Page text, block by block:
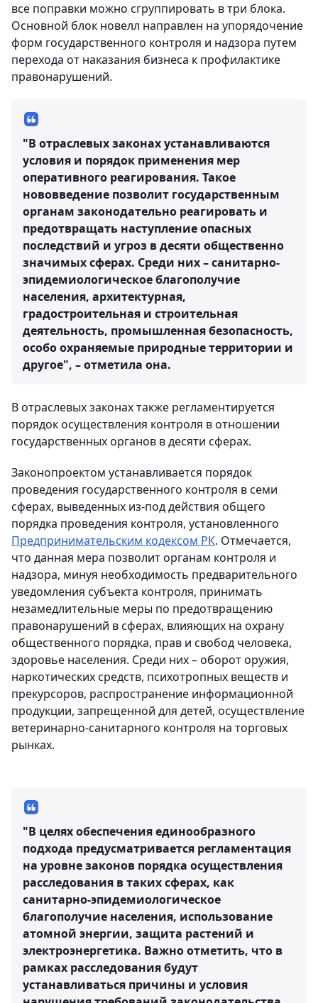
все поправки можно сгруппировать в три блока.
Основной блок новелл направлен на упорядочение
форм государственного контроля и надзора путем
перехода от наказания бизнеса к профилактике
правонарушений.
"В отраслевых законах устанавливаются
условия и порядок применения мер
оперативного реагирования. Такое
нововведение позволит государственным
органам законодательно реагировать и
предотвращать наступление опасных
последствий и угроз в десяти общественно
значимых сферах. Среди них – санитарно-
эпидемиологическое благополучие
населения, архитектурная,
градостроительная и строительная
деятельность, промышленная безопасность,
особо охраняемые природные территории и
другое", – отметила она.
В отраслевых законах также регламентируется
порядок осуществления контроля в отношении
государственных органов в десяти сферах.
Законопроектом устанавливается порядок
проведения государственного контроля в семи
сферах, выведенных из-под действия общего
порядка проведения контроля, установленного
Предпринимательским кодексом РК. Отмечается,
что данная мера позволит органам контроля и
надзора, минуя необходимость предварительного
уведомления субъекта контроля, принимать
незамедлительные меры по предотвращению
правонарушений в сферах, влияющих на охрану
общественного порядка, прав и свобод человека,
здоровье населения. Среди них – оборот оружия,
наркотических средств, психотропных веществ и
прекурсоров, распространение информационной
продукции, запрещенной для детей, осуществление
ветеринарно-санитарного контроля на торговых
рынках.
"В целях обеспечения единообразного
подхода предусматривается регламентация
на уровне законов порядка осуществления
расследования в таких сферах, как
санитарно-эпидемиологическое
благополучие населения, использование
атомной энергии, защита растений и
электроэнергетика. Важно отметить, что в
рамках расследования будут
устанавливаться причины и условия